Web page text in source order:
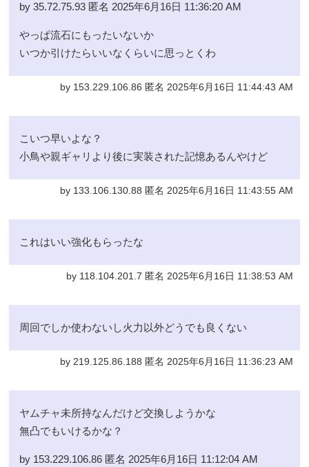
by 35.72.75.93 匿名 2025年6月16日 11:36:20 AM
やっぱ流石にもったいないか
いつか引けたらいいなくらいに思っとくわ
by 153.229.106.86 匿名 2025年6月16日 11:44:43 AM
こいつ早いよな？
小鳥や親ギャリより後に実装された記憶あるんやけど
by 133.106.130.88 匿名 2025年6月16日 11:43:55 AM
これはいい強化もらったな
by 118.104.201.7 匿名 2025年6月16日 11:38:53 AM
周回でしか使わないし火力以外どうでも良くない
by 219.125.86.188 匿名 2025年6月16日 11:36:23 AM
ヤムチャ未所持なんだけど交換しようかな
無凸でもいけるかな？
by 153.229.106.86 匿名 2025年6月16日 11:12:04 AM